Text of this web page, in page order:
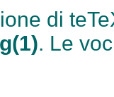
di
. Le